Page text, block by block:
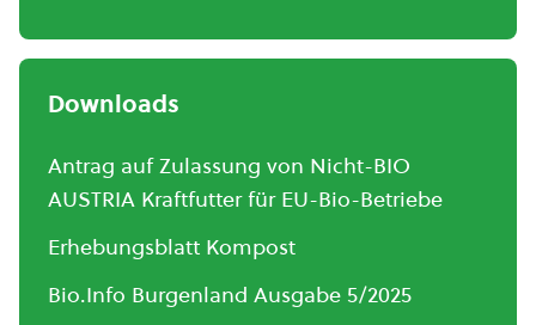
Downloads
Antrag auf Zulassung von Nicht-BIO
AUSTRIA Kraftfutter für EU-Bio-Betriebe
Erhebungsblatt Kompost
Bio.Info Burgenland Ausgabe 5/2025